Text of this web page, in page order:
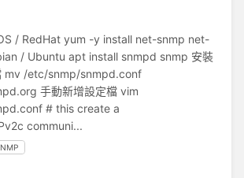
/ RedHat yum -y install net-snmp net-
/ Ubuntu apt install snmpd snmp 安裝
mv /etc/snmp/snmpd.conf
手動新增設定檔 vim
# this create a
communi...